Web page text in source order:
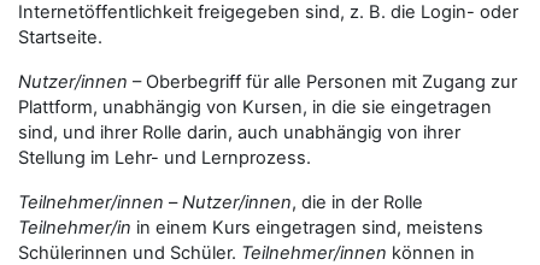
Internetöffentlichkeit freigegeben sind, z. B. die Login- oder
Startseite.
Nutzer/innen – Oberbegriff für alle Personen mit Zugang zur
Plattform, unabhängig von Kursen, in die sie eingetragen
sind, und ihrer Rolle darin, auch unabhängig von ihrer
Stellung im Lehr- und Lernprozess.
Teilnehmer/innen –Nutzer/innen, die in der Rolle
Teilnehmer/in in einem Kurs eingetragen sind, meistens
Schülerinnen und Schüler. Teilnehmer/innen können in